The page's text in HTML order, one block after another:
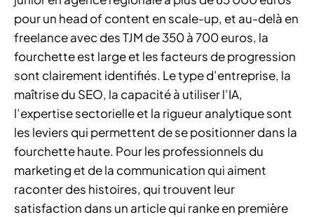
pour un head of content en scale-up, et au-delà en
freelance avec des TJM de 350 à 700 euros, la
fourchette est large et les facteurs de progression
sont clairement identifiés. Le type d’entreprise, la
maîtrise du SEO, la capacité à utiliser l’IA,
l’expertise sectorielle et la rigueur analytique sont
les leviers qui permettent de se positionner dans la
fourchette haute. Pour les professionnels du
marketing et de la communication qui aiment
raconter des histoires, qui trouvent leur
satisfaction dans un article qui ranke en première